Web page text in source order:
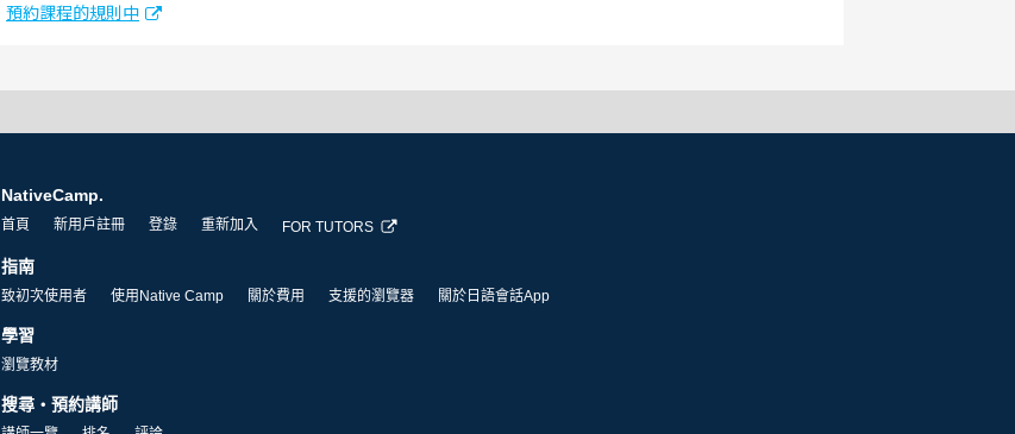
預約課程的規則中
NativeCamp.
首頁 新用戶註冊 登錄 重新加入 FOR TUTORS
指南
致初次使用者 使用Native Camp 關於費用 支援的瀏覽器 關於日語會話App
學習
瀏覽教材
搜尋・預約講師